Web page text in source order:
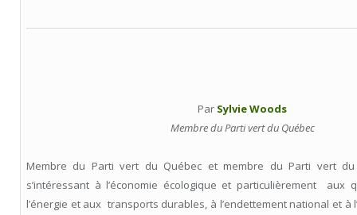
Par Sylvie Woods
Membre du Parti vert du Québec
Membre du Parti vert du Québec et membre du Parti vert du
s’intéressant à l’économie écologique et particulièrement aux
l’énergie et aux transports durables, à l’endettement national et à